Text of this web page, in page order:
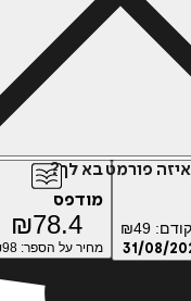
איזה פורמט בא לך?
₪49
31/08/
מודפס
₪78.4
מחיר על הספר: ₪98